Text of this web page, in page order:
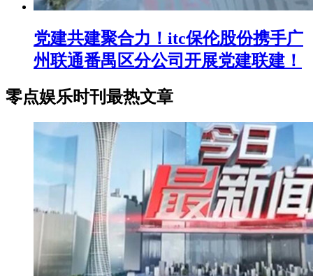
党建共建聚合力！itc保伦股份携手广
州联通番禺区分公司开展党建联建！
零点娱乐时刊最热文章